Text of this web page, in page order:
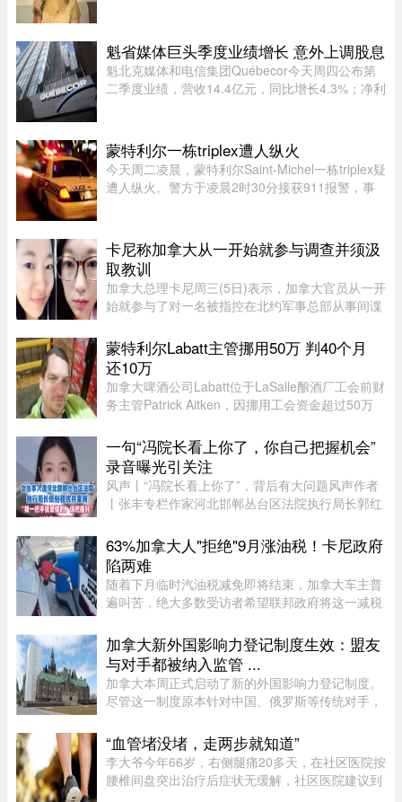
片。她的离去，带走了一个流 ...
魁省媒体巨头季度业绩增长 意外上调股息
魁北克媒体和电信集团Québecor今天周四公布第
二季度业绩，营收14.4亿元，同比增长4.3%；净利
4%至12.3亿元，过去一年新增2 ...
蒙特利尔一栋triplex遭人纵火
今天周二凌晨，蒙特利尔Saint-Michel一栋triplex疑
遭人纵火。警方于凌晨2时30分接获911报警，事
现了助燃物，初步调查显示 ...
卡尼称加拿大从一开始就参与调查并须汲
取教训
加拿大总理卡尼周三(5日)表示，加拿大官员从一开
始就参与了对一名被指控在北约军事总部从事间谍
道，卡尼表示加拿大应该从这类事件中汲取教训，
但并未明确表示加拿大正在 ...
蒙特利尔Labatt主管挪用50万 判40个月
还10万
加拿大啤酒公司Labatt位于LaSalle酿酒厂工会前财
务主管Patrick Aitken，因挪用工会资金超过50万
禁，并被勒令向工会赔偿10万元。Aitken在Labatt
工作15年，并于2020年担 ...
一句“冯院长看上你了，你自己把握机会”
录音曝光引关注
风声丨“冯院长看上你了”，背后有大问题风声作者
丨张丰专栏作家河北邯郸丛台区法院执行局长郭红
钱，给我送点钱”，“你长得漂亮……冯院长看上你
了，我可以从中促成，你 ...
63%加拿大人"拒绝"9月涨油税！卡尼政府
陷两难
随着下月临时汽油税减免即将结束，加拿大车主普
遍叫苦，绝大多数受访者希望联邦政府将这一减税
公司进行的最新调查显示，63% 的加拿大人希望总
理卡尼（Mark Carney）将 ...
加拿大新外国影响力登记制度生效：盟友
与对手都被纳入监管 ...
加拿大本周正式启动了新的外国影响力登记制度。
尽管这一制度原本针对中国、俄罗斯等传统对手，
管。该制度在立法通过两年后启动实施，旨在通过
要求相关活动公开申报、设 ...
“血管堵没堵，走两步就知道”
李大爷今年66岁，右侧腿痛20多天，在社区医院按
腰椎间盘突出治疗后症状无缓解，社区医院建议到